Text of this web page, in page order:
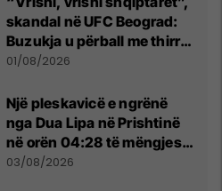
skandal në UFC Beograd:
Buzukja u përball me thirrje
anti-shqiptare nga
01/08/2026
Një pleskavicë e ngrënë
nga Dua Lipa në Prishtinë
në orën 04:28 të mëngjesit
- dhe bota digjitale serbe
03/08/2026